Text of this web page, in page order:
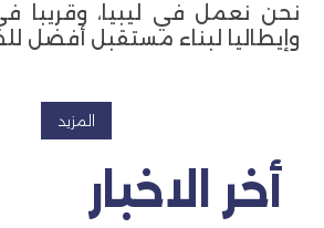
نحن نعمل في ليبيا، وقريبا
وإيطاليا لبناء مستقبل أفضل
المزيد
أخر الاخبار